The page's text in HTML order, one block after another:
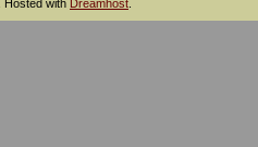
. Hosted with Dreamhost